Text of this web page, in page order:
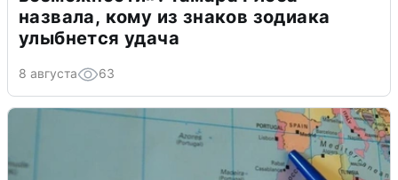
назвала, кому из знаков зодиака
улыбнется удача
8 августа 63